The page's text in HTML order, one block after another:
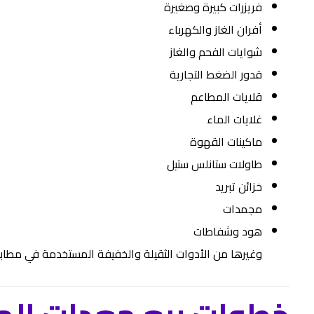
فريزرات كبيرة وصغيرة
أفران الغاز والكهرباء
شوايات الفحم والغاز
قدور الضغط التجارية
قلايات المطاعم
غلايات الماء
ماكينات القهوة
طاولات ستانلس ستيل
خزائن تبريد
مجمدات
هود وشفاطات
وغيرها من الأدوات الثقيلة والخفيفة المستخدمة في